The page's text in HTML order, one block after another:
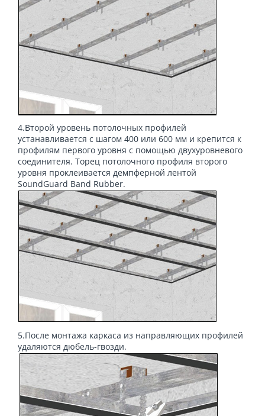
4.Второй уровень потолочных профилей
устанавливается с шагом 400 или 600 мм и крепится к
профилям первого уровня с помощью двухуровневого
соединителя. Торец потолочного профиля второго
уровня проклеивается демпферной лентой
SoundGuard Band Rubber.
5.После монтажа каркаса из направляющих профилей
удаляются дюбель-гвозди.